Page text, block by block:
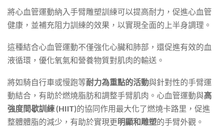
將心血管運動納入手臂雕塑訓練可以提高耐力，促進心血管
健康，並補充阻力訓練的效果，以實現全面的上半身調理。
這種結合心血管運動不僅強化心臟和肺部，還促進有效的血
液循環，優化氧氣和營養物質對肌肉的輸送。
將如騎自行車或慢跑等耐力為重點的活動與針對性的手臂運
動結合，有助於燃燒脂肪和調整手臂肌肉。心血管運動與高
強度間歇訓練 (HIIT)的協同作用最大化了燃燒卡路里，促進
整體體脂的減少，有助於實現更明顯和雕塑的手臂外觀。